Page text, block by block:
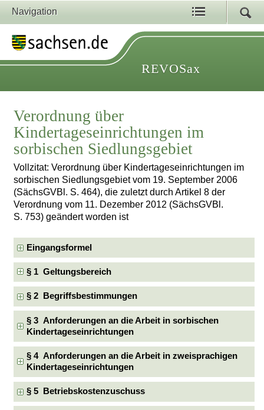
Navigation
REVOSax
Verordnung über
Kindertageseinrichtungen im
sorbischen Siedlungsgebiet
Vollzitat: Verordnung über Kindertageseinrichtungen im
sorbischen Siedlungsgebiet vom 19. September 2006
(SächsGVBl. S. 464), die zuletzt durch Artikel 8 der
Verordnung vom 11. Dezember 2012 (SächsGVBl.
S. 753) geändert worden ist
Eingangsformel
§ 1 Geltungsbereich
§ 2 Begriffsbestimmungen
§ 3 Anforderungen an die Arbeit in sorbischen
Kindertageseinrichtungen
§ 4 Anforderungen an die Arbeit in zweisprachigen
Kindertageseinrichtungen
§ 5 Betriebskostenzuschuss